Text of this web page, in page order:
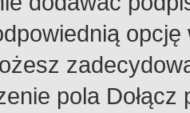
pola